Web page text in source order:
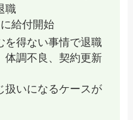
職
給付開始
を得ない事情で退職
体調不良、契約更新
扱いになるケースが